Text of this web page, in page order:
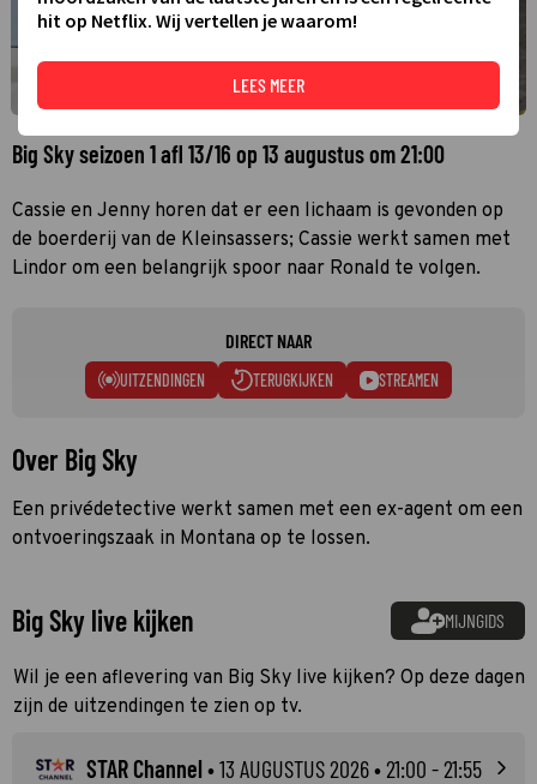
Big Sky seizoen 1 afl 13/16 op 13 augustus om 21:00
Cassie en Jenny horen dat er een lichaam is gevonden op
de boerderij van de Kleinsassers; Cassie werkt samen met
Lindor om een belangrijk spoor naar Ronald te volgen.
DIRECT NAAR
UITZENDINGEN TERUGKIJKEN STREAMEN
Over Big Sky
Een privédetective werkt samen met een ex-agent om een
​​ontvoeringszaak in Montana op te lossen.
Big Sky live kijken MIJNGIDS
Wil je een aflevering van Big Sky live kijken? Op deze dagen
zijn de uitzendingen te zien op tv.
STAR Channel •13 AUGUSTUS 2026• 21:00 - 21:55
hit op Netflix. Wij vertellen je waarom!
LEES MEER